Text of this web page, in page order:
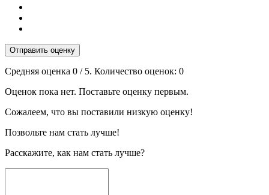
Отправить оценку
Средняя оценка 0 / 5. Количество оценок: 0
Оценок пока нет. Поставьте оценку первым.
Сожалеем, что вы поставили низкую оценку!
Позвольте нам стать лучше!
Расскажите, как нам стать лучше?